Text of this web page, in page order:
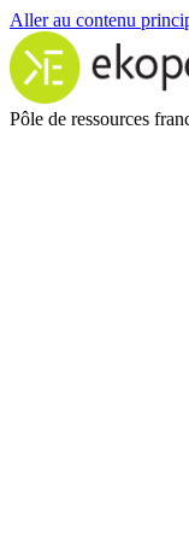
Aller au contenu
Pôle de ressources